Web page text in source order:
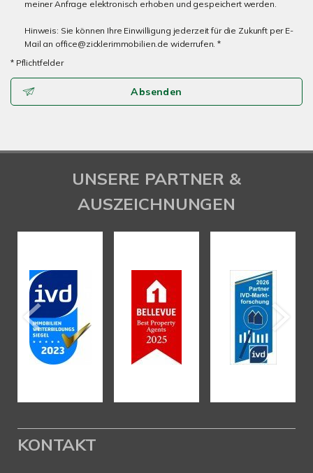
meiner Anfrage elektronisch erhoben und gespeichert werden.
Hinweis: Sie können Ihre Einwilligung jederzeit für die Zukunft per E-
Mail an office@zicklerimmobilien.de widerrufen. *
* Pflichtfelder
Absenden
UNSERE PARTNER &
AUSZEICHNUNGEN
KONTAKT